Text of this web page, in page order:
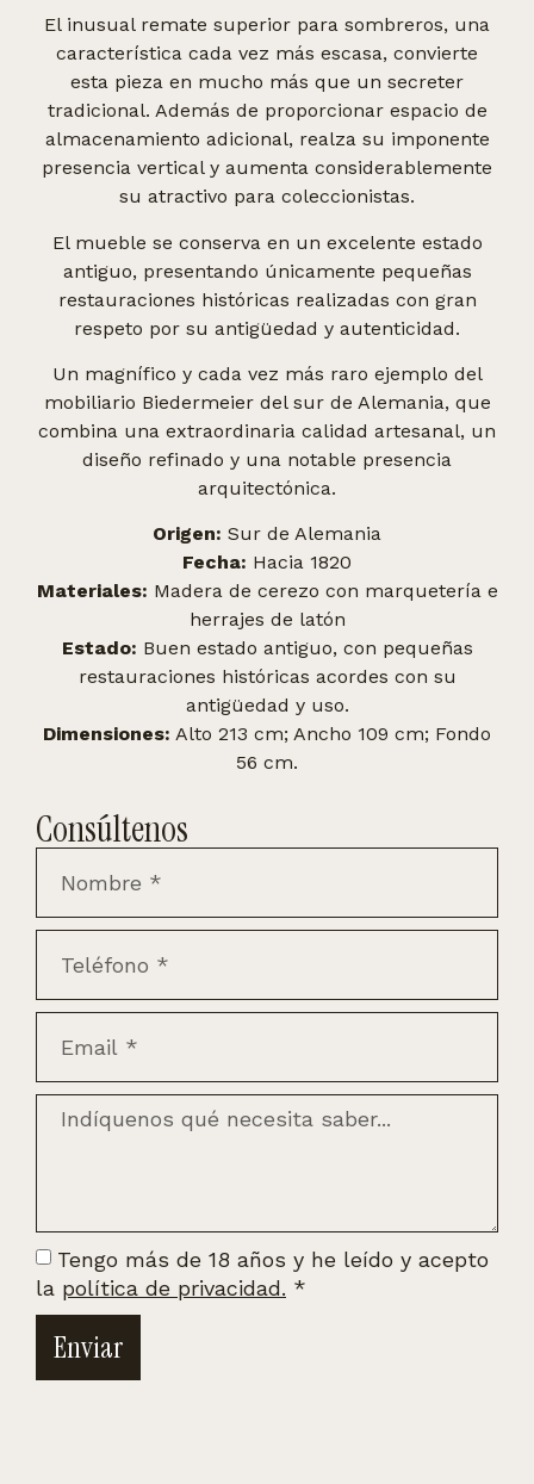
El inusual remate superior para sombreros, una
característica cada vez más escasa, convierte
esta pieza en mucho más que un secreter
tradicional. Además de proporcionar espacio de
almacenamiento adicional, realza su imponente
presencia vertical y aumenta considerablemente
su atractivo para coleccionistas.
El mueble se conserva en un excelente estado
antiguo, presentando únicamente pequeñas
restauraciones históricas realizadas con gran
respeto por su antigüedad y autenticidad.
Un magnífico y cada vez más raro ejemplo del
mobiliario Biedermeier del sur de Alemania, que
combina una extraordinaria calidad artesanal, un
diseño refinado y una notable presencia
arquitectónica.
Origen: Sur de Alemania
Fecha: Hacia 1820
Materiales: Madera de cerezo con marquetería e
herrajes de latón
Estado: Buen estado antiguo, con pequeñas
restauraciones históricas acordes con su
antigüedad y uso.
Dimensiones: Alto 213 cm; Ancho 109 cm; Fondo
56 cm.
Consúltenos
Tengo más de 18 años y he leído y acepto
la política de privacidad. *
Enviar